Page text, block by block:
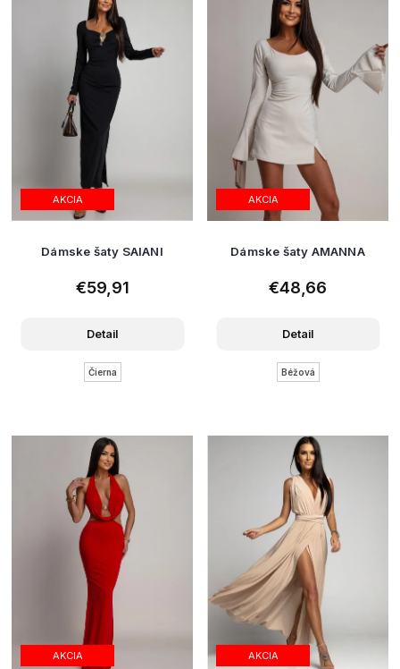
AKCIA
Dámske šaty SAIANI
€59,91
Detail
Čierna
AKCIA
Dámske šaty AMANNA
€48,66
Detail
Béžová
AKCIA AKCIA